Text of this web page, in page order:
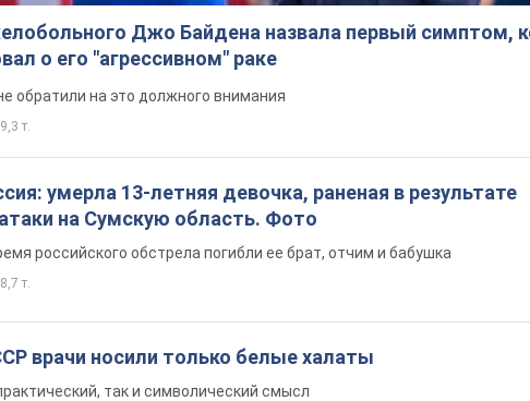
Джо Байдена назвала первый симптом,
о его "агрессивном" раке
обратили на это должного внимания
9,3 т.
умерла 13-летняя девочка, раненая в результате
на Сумскую область. Фото
российского обстрела погибли ее брат, отчим и бабушка
8,7 т.
врачи носили только белые халаты
так и символический смысл